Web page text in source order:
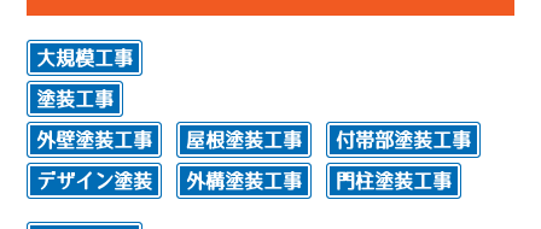
大規模工事
塗装工事
外壁塗装工事 屋根塗装工事 付帯部塗装工事
デザイン塗装 外構塗装工事 門柱塗装工事